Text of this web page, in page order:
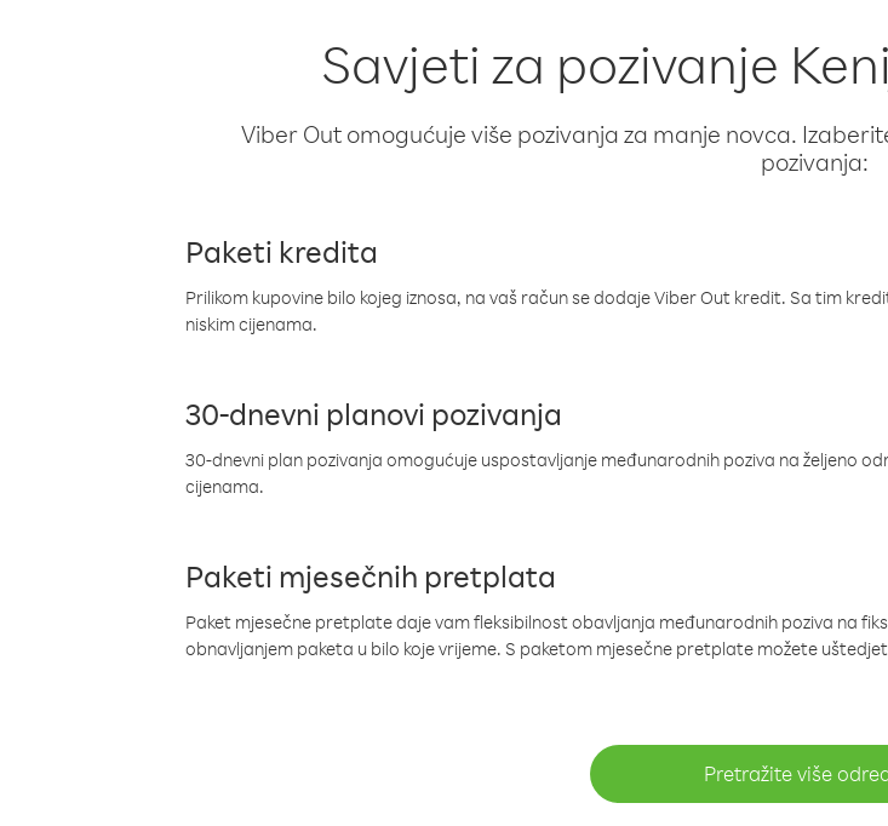
Savjeti za pozivanje
Viber Out omogućuje više pozivanja za manje novca.
pozivanja:
Paketi kredita
Prilikom kupovine bilo kojeg iznosa, na vaš račun se dodaje Viber Out kredit. Sa tim
niskim cijenama.
30-dnevni planovi pozivanja
30-dnevni plan pozivanja omogućuje uspostavljanje međunarodnih poziva na željeno
cijenama.
Paketi mjesečnih pretplata
Paket mjesečne pretplate daje vam fleksibilnost obavljanja međunarodnih poziva na
obnavljanjem paketa u bilo koje vrijeme. S paketom mjesečne pretplate možete
Pretražite više